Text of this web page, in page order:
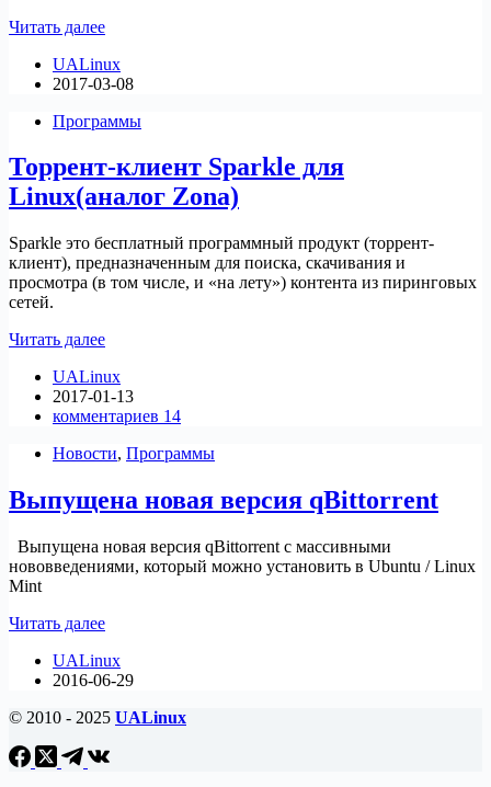
Читать далееВыпуск
BitTorrent
1.3.14(Корректирующий
безопасности)
UALinux
2017-03-08
Программы
Торрент-клиент Sparkle для
Linux(аналог Zona)
Sparkle это бесплатный программный продукт (торрент-
клиент), предназначенным для поиска, скачивания и
просмотра (в том числе, и «на лету») контента из пиринговых
сетей.
Читать далееТоррент-
Sparkle
для
Linux(аналог
UALinux
2017-01-13
комментариев 14
Новости, Программы
Выпущена новая версия qBittorrent
Выпущена новая версия qBittorrent с массивными
нововведениями, который можно установить в Ubuntu / Linux
Mint
Читать далееВыпущена
версия
qBittorrent
UALinux
2016-06-29
© 2010 - 2025 UALinux